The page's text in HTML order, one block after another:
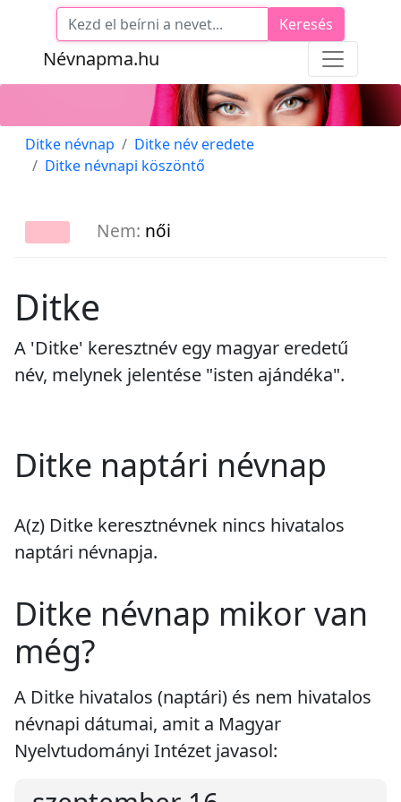
Névnapma.hu
Keresés
Ditke névnap
Ditke név eredete
Ditke névnapi köszöntő
Nem: női
Ditke
A 'Ditke' keresztnév egy magyar eredetű
név, melynek jelentése "isten ajándéka".
Ditke naptári névnap
A(z) Ditke keresztnévnek nincs hivatalos
naptári névnapja.
Ditke névnap mikor van
még?
A Ditke hivatalos (naptári) és nem hivatalos
névnapi dátumai, amit a Magyar
Nyelvtudományi Intézet javasol: